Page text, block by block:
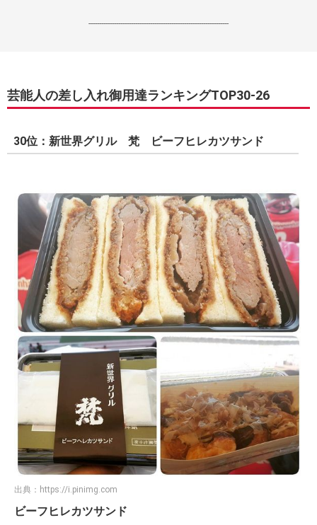
------------------------------------------------------------------
芸能人の差し入れ御用達ランキングTOP30-26
30位：新世界グリル 梵 ビーフヒレカツサンド
出典： https://i.pinimg.com
ビーフヒレカツサンド